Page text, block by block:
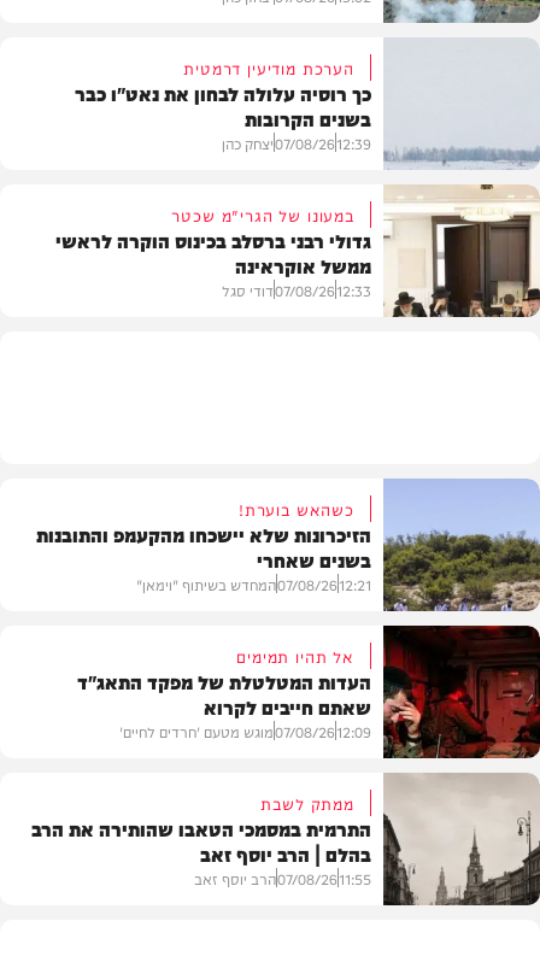
הערכת מודיעין דרמטית
כך רוסיה עלולה לבחון את נאט"ו כבר
בשנים הקרובות
12:39
07/08/26יצחק כהן
במעונו של הגרי"מ שכטר
גדולי רבני ברסלב בכינוס הוקרה לראשי
ממשל אוקראינה
12:33
07/08/26דודי סגל
וידאו
כשהאש בוערת!
הזיכרונות שלא יישכחו מהקעמפ והתובנות
בשנים שאחרי
12:21
07/08/26המחדש בשיתוף "וימאן"
דעות
אל תהיו תמימים
העדות המטלטלת של מפקד התאג"ד
שאתם חייבים לקרוא
12:09
07/08/26מוגש מטעם 'חרדים לחיים'
ממתק לשבת
התרמית במסמכי הטאבו שהותירה את הרב
בהלם | הרב יוסף זאב
11:55
07/08/26הרב יוסף זאב